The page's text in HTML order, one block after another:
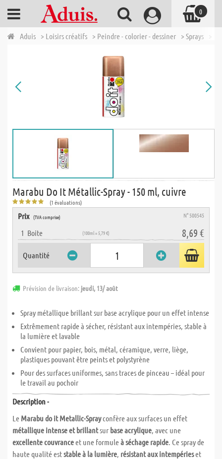
Aduis > Loisirs créatifs > Peindre - colorier - dessiner > Sprays
Marabu Do It Métallic-Spray - 150 ml, cuivre
(1 évaluations)
Prix (TVA comprise) N° 500545
1 Boite (100ml = 5,79 €) 8,69 €
Quantité
Prévision de livraison: jeudi, 13/ août
Spray métallique brillant sur base acrylique pour un effet intense
Extrêmement rapide à sécher, résistant aux intempéries, stable à
la lumière et lavable
Convient pour papier, bois, métal, céramique, verre, liège,
plastiques pouvant être peints et polystyrène
Pour des surfaces uniformes, sans traces de pinceau – idéal pour
le travail au pochoir
Description -
Le Marabu do it Metallic-Sprayconfère aux surfaces un effet
métallique intense et brillantsur base acrylique, avec une
excellente couvranceet une formuleà séchage rapide. Ce spray de
haute qualité eststable à la lumière, résistant aux intempérieset
0